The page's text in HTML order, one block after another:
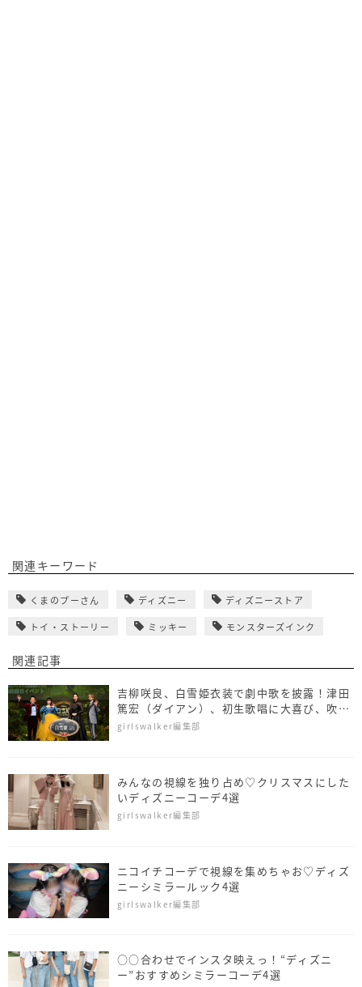
関連キーワード
くまのプーさん ディズニー ディズニーストア
トイ・ストーリー ミッキー モンスターズインク
関連記事
吉柳咲良、白雪姫衣装で劇中歌を披露！津田
篤宏（ダイアン）、初生歌唱に大喜び、吹替
キャスト3人を新たに発表
girlswalker編集部
みんなの視線を独り占め♡クリスマスにした
いディズニーコーデ4選
girlswalker編集部
ニコイチコーデで視線を集めちゃお♡ディズ
ニーシミラールック4選
girlswalker編集部
○○合わせでインスタ映えっ！“ディズニ
ー”おすすめシミラーコーデ4選